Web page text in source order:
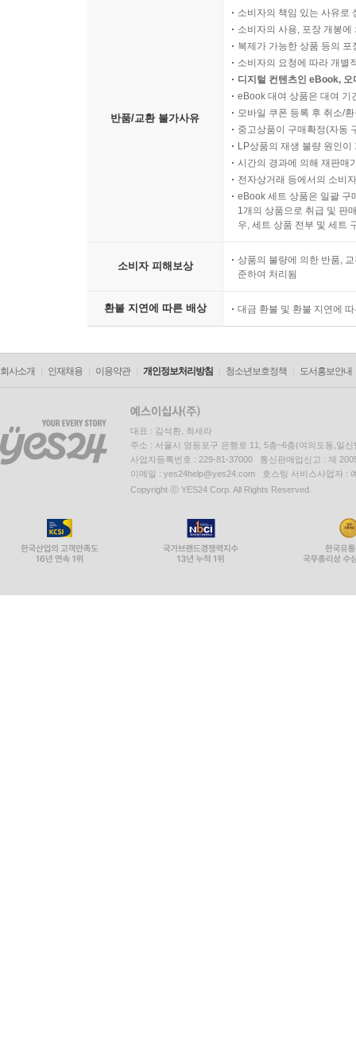
반품/교환 불가사유
소비자의 책임 있는 사유로
소비자의 사용, 포장 개봉
복제가 가능한 상품 등의
소비자의 요청에 따라 개별
디지털 컨텐츠인 eBook,
eBook 대여 상품은 대여 기
모바일 쿠폰 등록 후 취소/
중고상품이 구매확정(자동
LP상품의 재생 불량 원인
시간의 경과에 의해 재판매
전자상거래 등에서의 소비
eBook 세트 상품은 일괄 구
1개의 상품으로 취급 및 판
우, 세트 상품 전부 및 세트
소비자 피해보상
상품의 불량에 의한 반품,
준하여 처리됨
환불 지연에 따른 배상 대금 환불 및 환불 지연에
회사소개 인재채용 이용약관 개인정보처리방침 청소년보호정책 도서홍보안내
대표 : 김석환, 최세라
주소 : 서울시 영등포구 은행로 11, 5층~6층(여의도동,일신
사업자등록번호 : 229-81-37000 통신판매업신고 : 제
이메일 : yes24help@yes24.com 호스팅 서비스사업자 :
Copyright ⓒ YES24 Corp. All Rights Reserved.